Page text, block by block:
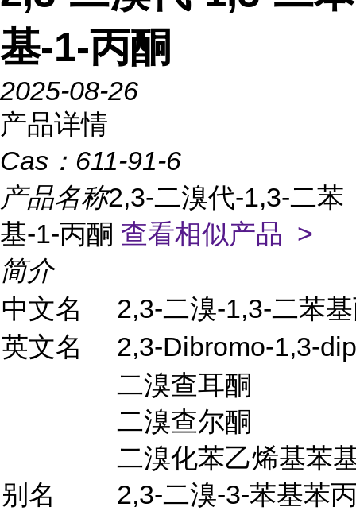
基-1-丙酮
2025-08-26
产品详情
Cas： 611-91-6
产品名称2,3-二溴代-1,3-二苯
基-1-丙酮 查看相似产品 >
简介
中文名
2,3-二溴-1,3-二苯
英文名
2,3-Dibromo-1,3-
别名
二溴查耳酮
二溴查尔酮
二溴化苯乙烯基苯
2,3-二溴-3-苯基苯